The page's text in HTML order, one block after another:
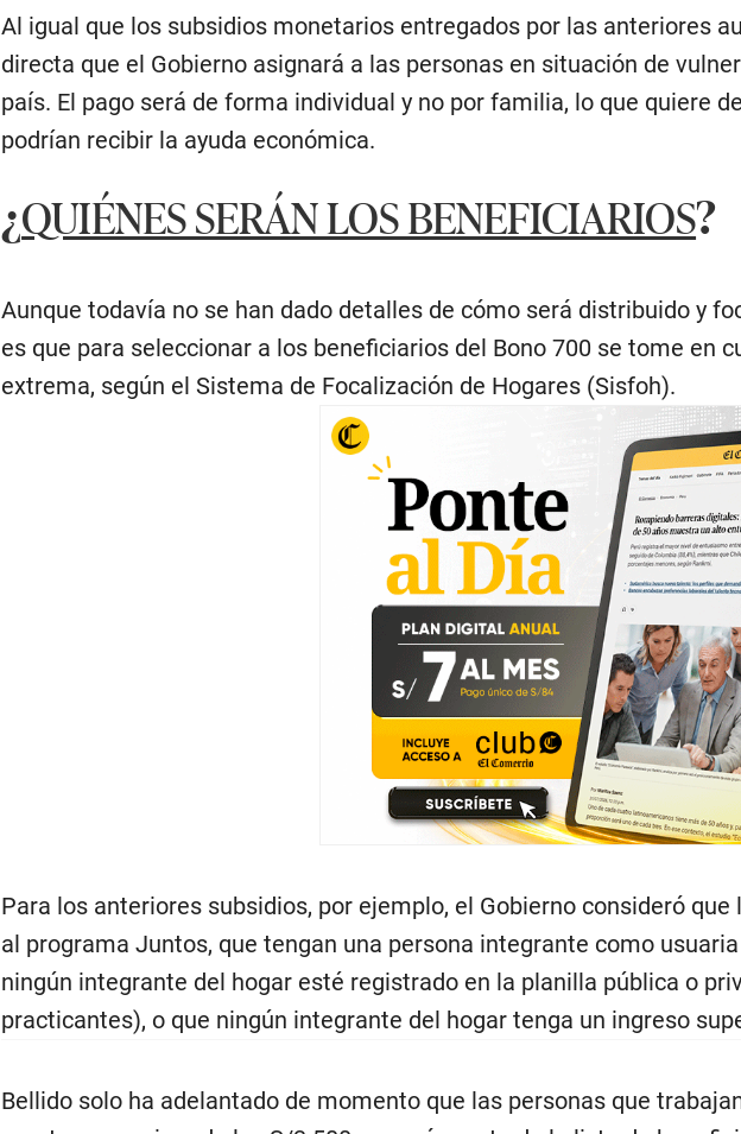
Al igual que los subsidios monetarios entregados por las anteriores
directa que el Gobierno asignará a las personas en situación de
país. El pago será de forma individual y no por familia, lo que quiere
podrían recibir la ayuda económica.
¿QUIÉNES SERÁN LOS BENEFICIARIOS?
Aunque todavía no se han dado detalles de cómo será distribuido y
es que para seleccionar a los beneficiarios del Bono 700 se tome en
extrema, según el Sistema de Focalización de Hogares (Sisfoh).
Para los anteriores subsidios, por ejemplo, el Gobierno consideró
al programa Juntos, que tengan una persona integrante como
ningún integrante del hogar esté registrado en la planilla pública o
practicantes), o que ningún integrante del hogar tenga un ingreso
Bellido solo ha adelantado de momento que las personas que